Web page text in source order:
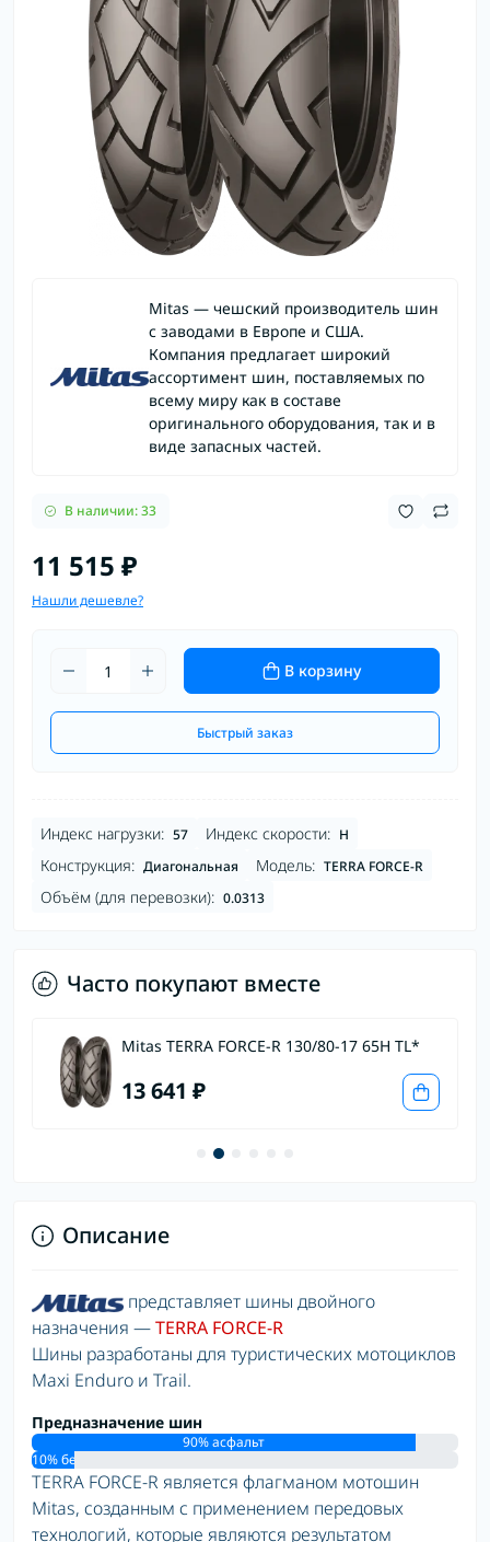
Mitas — чешский производитель шин
с заводами в Европе и США.
Компания предлагает широкий
ассортимент шин, поставляемых по
всему миру как в составе
оригинального оборудования, так и в
виде запасных частей.
В наличии: 33
11 515 ₽
Нашли дешевле?
В корзину
Быстрый заказ
Индекс нагрузки: 57 Индекс скорости: H
Конструкция: Диагональная Модель: TERRA FORCE-R
Объём (для перевозки): 0.0313
Часто покупают вместе
Mitas TERRA FORCE-R 130/80-17 65H TL*
13 641 ₽
Описание
представляет шины двойного
назначения —TERRA FORCE-R
Шины разработаны для туристических мотоциклов
Maxi Enduro и Trail.
Предназначение шин
90% асфальт
10% бездорожье
TERRA FORCE-R является флагманом мотошин
Mitas, созданным с применением передовых
технологий, которые являются результатом